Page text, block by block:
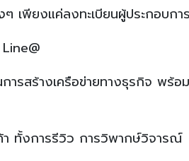
ๆ เพียงแค่ลงทะเบียนผู้ประกอบ
รสร้างเครือข่ายทางธุรกิจ พร้อ
ทั้งการรีวิว การวิพากษ์วิจารณ์